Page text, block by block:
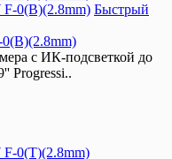
Быстрый
с ИК-подсветкой до
Progressi..